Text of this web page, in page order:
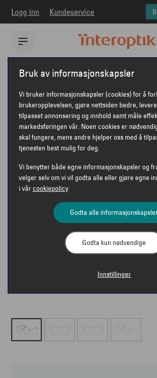
Logg inn Kundeservice
Interoptik Briller Seen briller Seen
SEEN
SEEN
Bruk av informasjonskapsler
Vi bruker informasjonskapsler (cookies) for å
brukeropplevelsen, gjøre nettsiden bedre,
tilpasset annonsering og innhold samt måle
markedsføringen vår. Noen cookies er
skal fungere, mens andre hjelper oss med å
tjenesten best mulig for deg.
Vi benytter både egne informasjonskapsler og
velger selv om vi vil godta alle eller gjøre egne
i vår cookiepolicy
Godta alle
Godta kun nødvendige
Innstillinger